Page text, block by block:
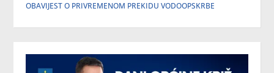
OBAVIJEST O PRIVREMENOM PREKIDU VODOOPSKRBE